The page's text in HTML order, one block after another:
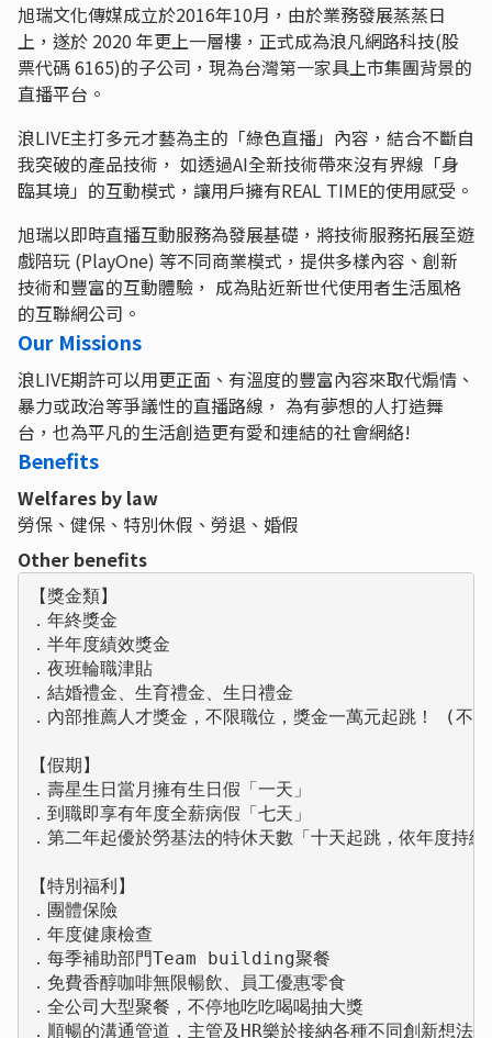
旭瑞文化傳媒成立於2016年10月，由於業務發展蒸蒸日
上，遂於 2020 年更上一層樓，正式成為浪凡網路科技(股
票代碼 6165)的子公司，現為台灣第一家具上市集團背景的
直播平台。
浪LIVE主打多元才藝為主的「綠色直播」內容，結合不斷自
我突破的產品技術， 如透過AI全新技術帶來沒有界線「身
臨其境」的互動模式，讓用戶擁有REAL TIME的使用感受。
旭瑞以即時直播互動服務為發展基礎，將技術服務拓展至遊
戲陪玩 (PlayOne) 等不同商業模式，提供多樣內容、創新
技術和豐富的互動體驗， 成為貼近新世代使用者生活風格
的互聯網公司。
Our Missions
浪LIVE期許可以用更正面、有溫度的豐富內容來取代煽情、
暴力或政治等爭議性的直播路線， 為有夢想的人打造舞
台，也為平凡的生活創造更有愛和連結的社會網絡!
Benefits
Welfares by law
勞保、健保、特別休假、勞退、婚假
Other benefits
【獎金類】
．年終獎金
．半年度績效獎金
．夜班輪職津貼
．結婚禮金、生育禮金、生日禮金
．內部推薦人才獎金，不限職位，獎金一萬元起跳！ (不
【假期】
．壽星生日當月擁有生日假「一天」
．到職即享有年度全薪病假「七天」
．第二年起優於勞基法的特休天數「十天起跳，依年度持續
【特別福利】
．團體保險
．年度健康檢查
．每季補助部門Team building聚餐
．免費香醇咖啡無限暢飲、員工優惠零食
．全公司大型聚餐，不停地吃吃喝喝抽大獎
．順暢的溝通管道，主管及HR樂於接納各種不同創新想法